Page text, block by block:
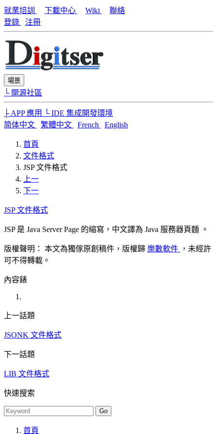
就業培訓 下載中心 Wiki
聯絡
登錄
注冊
場景
└ 開源社區
├ APP 應用
└ IDE 集成開發環境
简体中文
繁體中文 French English
首頁
文件格式
JSP 文件格式
上一
下一
JSP 文件格式
JSP 是 Java Server Page 的縮寫，中文譯為 Java 服務器頁麵 。
版權聲明： 本文為獨傢原創稿件，版權歸 樂數軟件 ，未經許
可不得轉載。
內容錶
上一話題
JSONK 文件格式
下一話題
LIB 文件格式
快速搜索
首頁